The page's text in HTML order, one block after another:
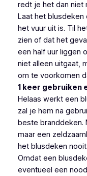
redt je het dan niet
Laat het blusdeken
het vuur uit is. Til
zien of dat het
een half uur liggen
niet alleen uitgaat,
om te voorkomen
1 keer gebruiken
Helaas werkt een
zal je hem na
beste branddeken.
maar een
het blusdeken
Omdat een
eventueel een